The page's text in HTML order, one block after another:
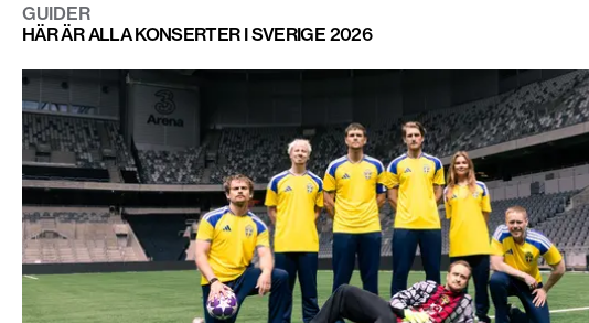
GUIDER
HÄR ÄR ALLA KONSERTER I SVERIGE 2026